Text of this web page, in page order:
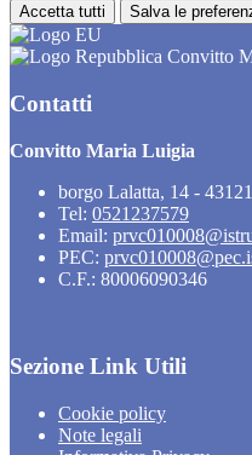
Accetta tutti Salva le
Convitto
Contatti
Convitto Maria Luigia
borgo Lalatta, 14 -
Tel: 0521237579
Email:
PEC:
C.F.: 80006090346
Sezione Link Utili
Cookie policy
Note legali